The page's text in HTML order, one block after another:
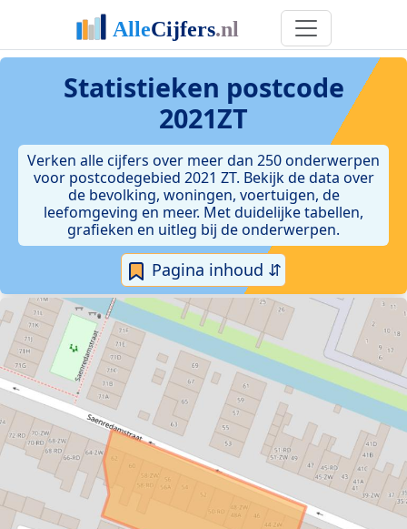
Statistieken postcode
2021ZT
Verken alle cijfers over meer dan 250 onderwerpen
voor postcodegebied 2021 ZT. Bekijk de data over
de bevolking, woningen, voertuigen, de
leefomgeving en meer. Met duidelijke tabellen,
grafieken en uitleg bij de onderwerpen.
Pagina inhoud ⇵